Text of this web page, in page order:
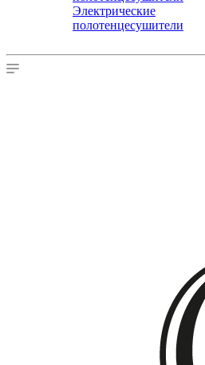
Электрические
полотенцесушители